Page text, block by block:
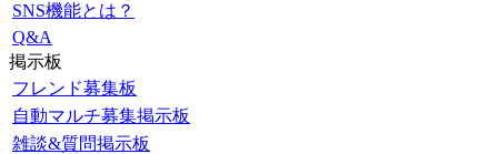
SNS機能とは？
Q&A
掲示板
フレンド募集板
自動マルチ募集掲示板
雑談&質問掲示板